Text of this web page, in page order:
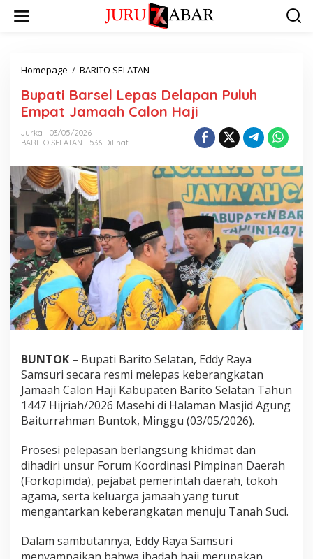
Homepage / BARITO SELATAN
Bupati Barsel Lepas Delapan Puluh
Empat Jamaah Calon Haji
Jurka
03/05/2026
BARITO SELATAN
536 Dilihat
BUNTOK – Bupati Barito Selatan, Eddy Raya
Samsuri secara resmi melepas keberangkatan
Jamaah Calon Haji Kabupaten Barito Selatan Tahun
1447 Hijriah/2026 Masehi di Halaman Masjid Agung
Baiturrahman Buntok, Minggu (03/05/2026).
Prosesi pelepasan berlangsung khidmat dan
dihadiri unsur Forum Koordinasi Pimpinan Daerah
(Forkopimda), pejabat pemerintah daerah, tokoh
agama, serta keluarga jamaah yang turut
mengantarkan keberangkatan menuju Tanah Suci.
Dalam sambutannya, Eddy Raya Samsuri